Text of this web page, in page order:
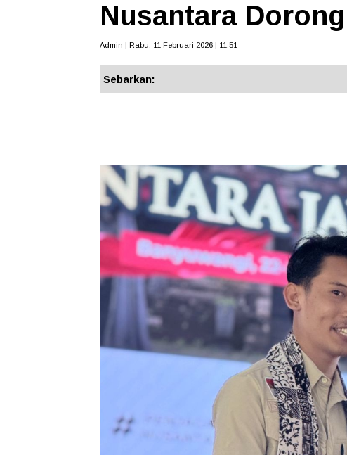
Nusantara
Admin | Rabu, 11 Februari 2026 | 11.51
Sebarkan: